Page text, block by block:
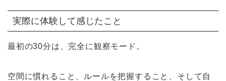
実際に体験して感じたこと
最初の30分は、完全に観察モード。
空間に慣れること、ルールを把握すること、そして自